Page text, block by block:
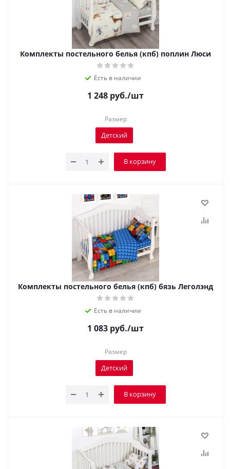
Комплекты постельного белья (кпб) поплин Люси
Есть в наличии
1 248 руб./шт
Размер
Детский
В корзину
Комплекты постельного белья (кпб) бязь Леголэнд
Есть в наличии
1 083 руб./шт
Размер
Детский
В корзину